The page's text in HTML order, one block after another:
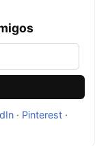
· Pinterest·